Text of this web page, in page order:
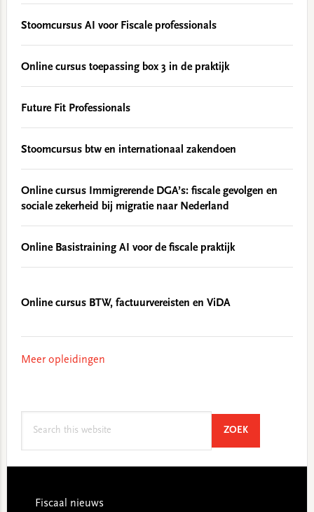
Stoomcursus AI voor Fiscale professionals
Online cursus toepassing box 3 in de praktijk
Future Fit Professionals
Stoomcursus btw en internationaal zakendoen
Online cursus Immigrerende DGA’s: fiscale gevolgen en
sociale zekerheid bij migratie naar Nederland
Online Basistraining AI voor de fiscale praktijk
Online cursus BTW, factuurvereisten en ViDA
Meer opleidingen
ZOEKSEARCH
Footer
Fiscaal nieuws